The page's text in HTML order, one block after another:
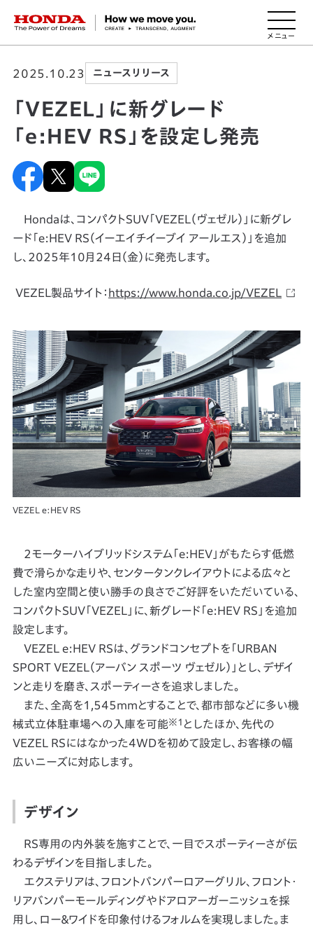
HONDA The Power of Dreams
2025.10.23 ニュースリリース
「VEZEL」に新グレード
「e:HEV RS」を設定し発売
Hondaは、コンパクトSUV「VEZEL（ヴェゼル）」に新グレ
ード「e:HEV RS（イーエイチイーブイ アールエス）」を追加
し、2025年10月24日（金）に発売します。
VEZEL製品サイト： https://www.honda.co.jp/VEZEL
VEZEL e:HEV RS
2モーターハイブリッドシステム「e:HEV」がもたらす低燃
費で滑らかな走りや、センタータンクレイアウトによる広々と
した室内空間と使い勝手の良さでご好評をいただいている、
コンパクトSUV「VEZEL」に、新グレード「e:HEV RS」を追加
設定します。
VEZEL e:HEV RSは、グランドコンセプトを「URBAN
SPORT VEZEL（アーバン スポーツ ヴェゼル）」とし、デザイ
ンと走りを磨き、スポーティーさを追求しました。
また、全高を1,545mmとすることで、都市部などに多い機
械式立体駐車場への入庫を可能※1 としたほか、先代の
VEZEL RSにはなかった4WDを初めて設定し、お客様の幅
広いニーズに対応します。
デザイン
RS専用の内外装を施すことで、一目でスポーティーさが伝
わるデザインを目指しました。
エクステリアは、フロントバンパーロアーグリル、フロント・
リアバンパーモールディングやドアロアーガーニッシュを採
用し、ロー＆ワイドを印象付けるフォルムを実現しました。ま